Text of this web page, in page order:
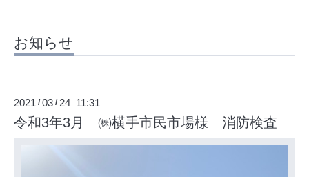
お知らせ
2021 /03 / 24 11:31
令和3年3月 ㈱横手市民市場様 消防検査